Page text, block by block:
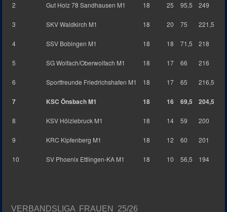
2 Gut Holz 78 Sandhausen M1 18 25 95,5 249
3 SKV Waldkirch M1 18 20 75 221,5
4 SSV Bobingen M1 18 18 71,5 218
5 SG Wolfach/Oberwolfach M1 18 17 66 216
6 Sportfreunde Friedrichshafen M1 18 17 65 216,5
7 KSC Önsbach M1 18 16 69,5 204,5
8 KSV Hölzlebruck M1 18 14 59 200
9 KRC Kipfenberg M1 18 12 60 201
10 SV Phoenix Ettlingen-KA M1 18 10 56,5 194
VERBANDSLIGA FRAUEN 25/26